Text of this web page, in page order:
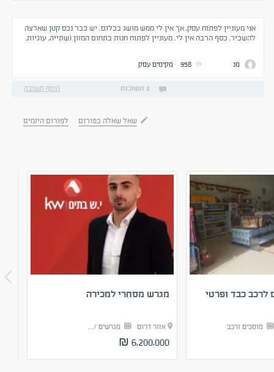
אני מעוניין לפתוח עסק, אך אין לי ממש מושג בכלום. יש כבר נכס קטן שארצה
להשכיר, כסף הרבה אין לי. מעוניין לפתוח חנות בתחום המזון (שתייה, עוגיות,
2. איך אני מוצא ספקים
מנ 958 מקימים עסק
2 תשובות הוסף תשובה
שאל שאלה בפורום לפורום היזמים
לרכב כבד ופרטי
מוסכים ורכב
מגרש מסחרי למכירה
אזור דרום מגרשים /...
6,200,000 ₪